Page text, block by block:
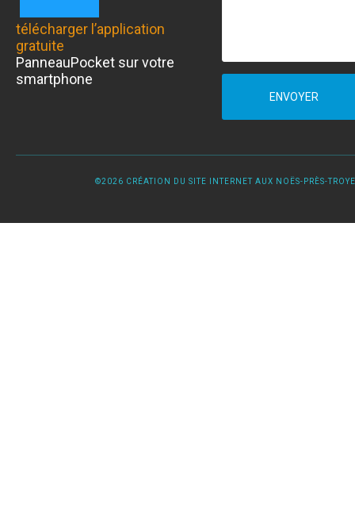
télécharger l’application
gratuite
PanneauPocket sur votre
smartphone
ENVOYER
©2026 CRÉATION DU SITE INTERNET AUX NOËS-PRÈS-